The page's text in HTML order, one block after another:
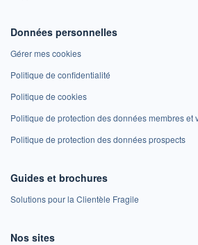
Données personnelles
Gérer mes cookies
Politique de confidentialité
Politique de cookies
Politique de protection des données membres et
Politique de protection des données prospects
Guides et brochures
Solutions pour la Clientèle Fragile
Nos sites